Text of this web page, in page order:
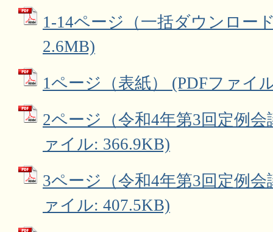
1-14ページ（一括ダウンロー
2.6MB)
1ページ（表紙） (PDFファイ
2ページ（令和4年第3回定例
ァイル: 366.9KB)
3ページ（令和4年第3回定例
ァイル: 407.5KB)